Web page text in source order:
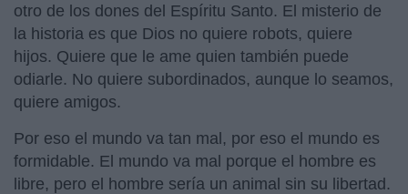
otro de los dones del Espíritu Santo. El misterio de
la historia es que Dios no quiere robots, quiere
hijos. Quiere que le ame quien también puede
odiarle. No quiere subordinados, aunque lo seamos,
quiere amigos.
Por eso el mundo va tan mal, por eso el mundo es
formidable. El mundo va mal porque el hombre es
libre, pero el hombre sería un animal sin su libertad.